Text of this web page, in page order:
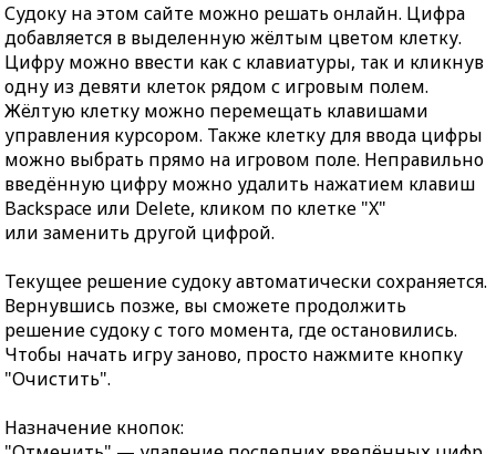
Судоку на этом сайте можно решать онлайн. Цифра
добавляется в выделенную жёлтым цветом клетку.
Цифру можно ввести как с клавиатуры, так и кликнув
одну из девяти клеток рядом с игровым полем.
Жёлтую клетку можно перемещать клавишами
управления курсором. Также клетку для ввода цифры
можно выбрать прямо на игровом поле. Неправильно
введённую цифру можно удалить нажатием клавиш
Backspace или Delete, кликом по клетке "X"
или заменить другой цифрой.
Текущее решение судоку автоматически сохраняется.
Вернувшись позже, вы сможете продолжить
решение судоку с того момента, где остановились.
Чтобы начать игру заново, просто нажмите кнопку
"Очистить".
Назначение кнопок: